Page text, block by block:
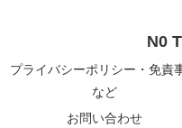
N0
プライバシーポリシー・免責
など
お問い合わせ